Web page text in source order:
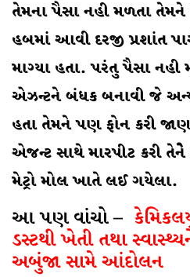
તેમના પૈસા નહી મળતા
હબમાં આવી દરજી પ્રશાંત
માગ્યા હતા. પરંતુ પૈસા
એઝન્ટને બંધક બનાવી જે
હતા તેમને પણ ફોન કરી
એજન્ટ સાથે મારપીટ કરી
મેટ્રો મોલ ખાતે લઈ ગયેલા.
આ પણ વાંચો –
ડસ્ટથી ખેતી તથા
અબુંજા સામે આંદોલન